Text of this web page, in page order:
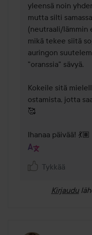
yleensä noin
mutta silti
(neutraali/lämmin
mikä tekee siitä
auringon
"oranssia" sävyä.
Kokeile sitä
ostamista, jotta
🥰
Ihanaa päivää! 💃🏽
Tykkää
Kirjaudu